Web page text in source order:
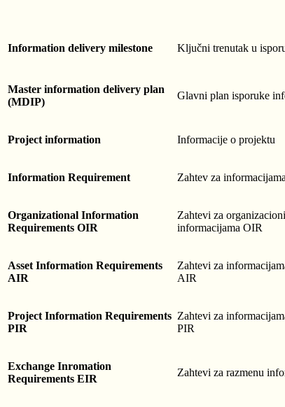
Information delivery milestone Ključni trenutak u
Master information delivery plan
(MDIP)
Glavni plan isporuke
Project information Informacije o projektu
Information Requirement Zahtev za informacijama
Organizational Information
Requirements OIR
Zahtevi za
informacijama OIR
Asset Information Requirements
AIR
Zahtevi za
AIR
Project Information Requirements
PIR
Zahtevi za
PIR
Exchange Inromation
Requirements EIR
Zahtevi za razmenu